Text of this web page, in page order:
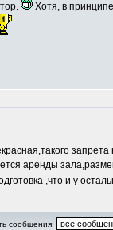
Хотя, в
аренды
,что и у
сообщения: